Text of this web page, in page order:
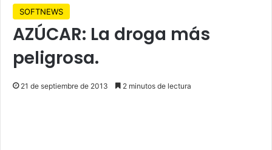
SOFTNEWS
AZÚCAR: La droga más
peligrosa.
21 de septiembre de 2013 2 minutos de lectura